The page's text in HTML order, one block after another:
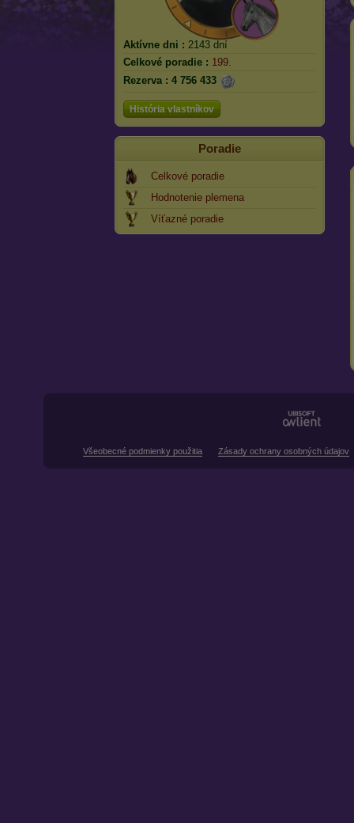
Aktívne dni : 2143 dní
Celkové poradie : 199.
Rezerva : 4 756 433
História vlastníkov
Poradie
Celkové poradie
Hodnotenie plemena
Víťazné poradie
Všeobecné podmienky použitia Zásady ochrany osobných údajov